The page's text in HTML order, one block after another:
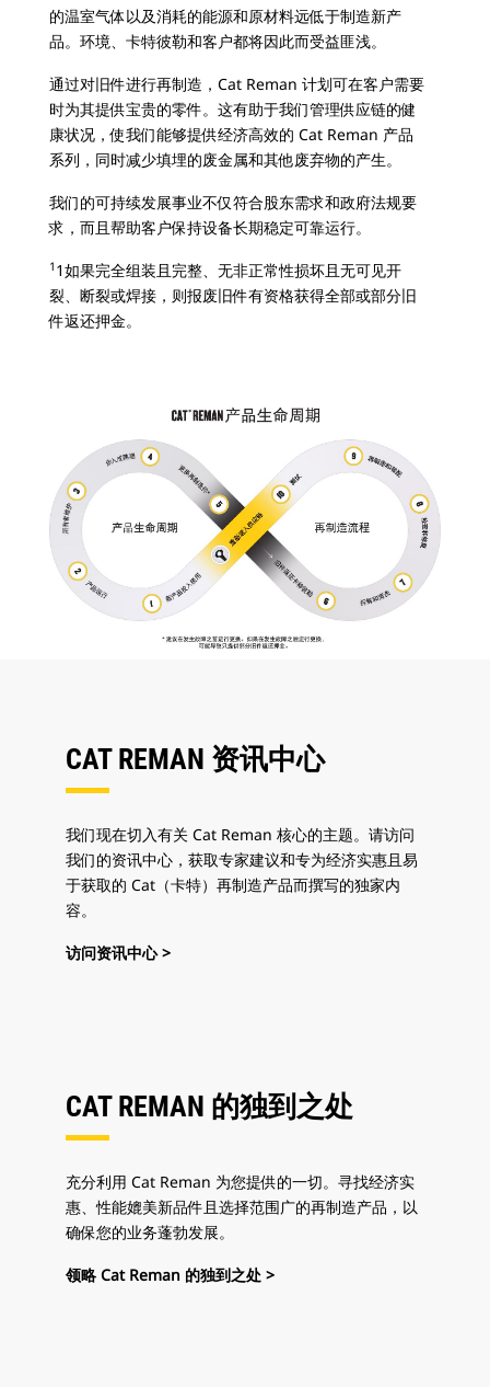
的温室气体以及消耗的能源和原材料远低于制造新产
品。环境、卡特彼勒和客户都将因此而受益匪浅。
通过对旧件进行再制造，Cat Reman 计划可在客户需要
时为其提供宝贵的零件。这有助于我们管理供应链的健
康状况，使我们能够提供经济高效的 Cat Reman 产品
系列，同时减少填埋的废金属和其他废弃物的产生。
我们的可持续发展事业不仅符合股东需求和政府法规要
求，而且帮助客户保持设备长期稳定可靠运行。
1 1如果完全组装且完整、无非正常性损坏且无可见开
裂、断裂或焊接，则报废旧件有资格获得全部或部分旧
件返还押金。
CAT REMAN 资讯中心
我们现在切入有关 Cat Reman 核心的主题。请访问
我们的资讯中心，获取专家建议和专为经济实惠且易
于获取的 Cat（卡特）再制造产品而撰写的独家内
容。
访问资讯中心 >
CAT REMAN 的独到之处
充分利用 Cat Reman 为您提供的一切。寻找经济实
惠、性能媲美新品件且选择范围广的再制造产品，以
确保您的业务蓬勃发展。
领略 Cat Reman 的独到之处 >